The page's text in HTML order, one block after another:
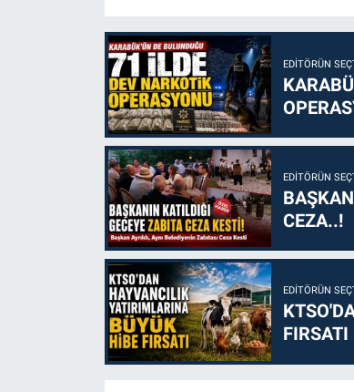
EDITÖRÜN
EDITÖRÜN
CEZA..!
EDITÖRÜN
FIRSATI